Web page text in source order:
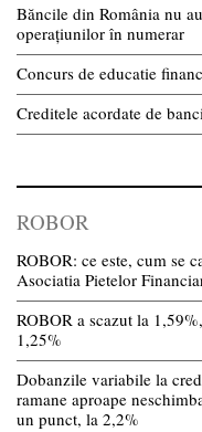
Băncile din România nu
operațiunilor în numerar
Concurs de educatie
Creditele acordate de
ROBOR
ROBOR: ce este, cum se
Asociatia Pietelor
ROBOR a scazut la
1,25%
Dobanzile variabile la
ramane aproape
un punct, la 2,2%